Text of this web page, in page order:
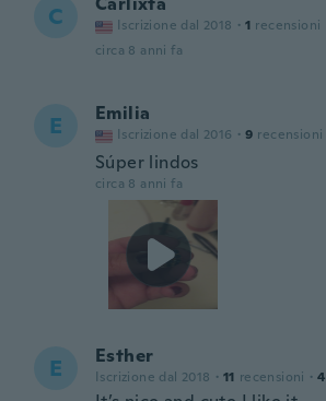
C Iscrizione dal 2018 · 1 recensioni
circa 8 anni fa
E Emilia
Iscrizione dal 2016 · 9 recensioni
Súper lindos
circa 8 anni fa
E Esther
Iscrizione dal 2018 · 11 recensioni · 4